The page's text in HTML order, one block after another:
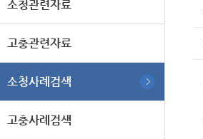
소청관련자료
고충관련자료
소청사례검색
고충사례검색